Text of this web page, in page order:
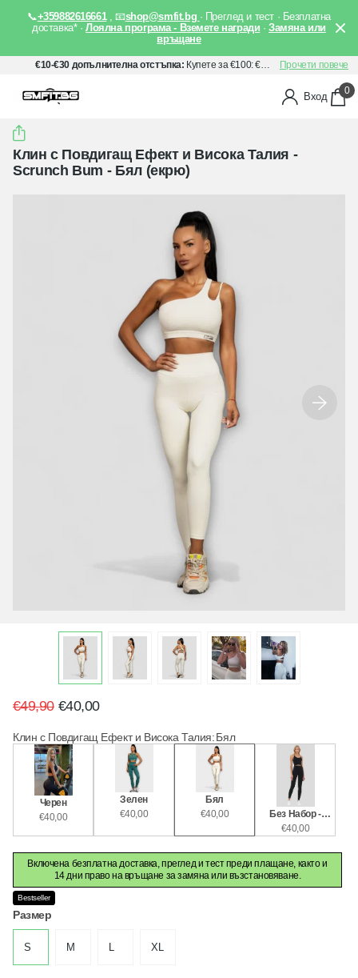
📞+359882616661 , 📧shop@smfit.bg · Преглед и тест · Безплатна
доставка* ·Лоялна програма - Вземете награди ·Замяна или
връщане
€10-€30 допълнителна отстъпка: Купете за €100: €10 отстъпка, Купете за €150: €20 отстъпка, Купете за €200: €30 отстъпка. Прилага се автоматично след добавяне на артикули в количката Ви. Прочети повече
Вход 0
Клин с Повдигащ Ефект и Висока Талия -
Scrunch Bum - Бял (екрю)
€49,90 €40,00
Клин с Повдигащ Ефект и Висока Талия:Бял
Черен
€40,00
Зелен
€40,00
Бял
€40,00
Без Набор -
Черен
€40,00
Включена безплатна доставка, преглед и тест преди плащане, както и
14 дни право на връщане за замяна или възстановяване.
Bestseller
Размер
S M XL